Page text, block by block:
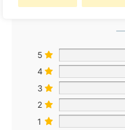
Baseret
5
4
3
2
1